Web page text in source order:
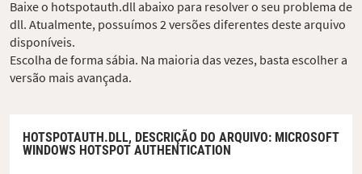
Baixe o hotspotauth.dll abaixo para resolver o seu problema de
dll. Atualmente, possuímos 2 versões diferentes deste arquivo
disponíveis.
Escolha de forma sábia. Na maioria das vezes, basta escolher a
versão mais avançada.
HOTSPOTAUTH.DLL, DESCRIÇÃO DO ARQUIVO: MICROSOFT
WINDOWS HOTSPOT AUTHENTICATION